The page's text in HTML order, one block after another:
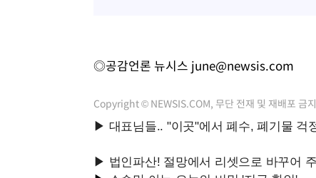
◎공감언론 뉴시스 june@newsis.com
Copyright © NEWSIS.COM, 무단 전재 및 재배포 금지